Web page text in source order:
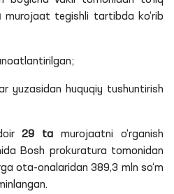
murojaat tegishli tartibda ko‘rib
yuzasidan huquqiy tushuntirish
29 ta murojaatni o‘rganish
Bosh prokuratura tomonidan
ota-onalaridan 389,3 mln so‘m